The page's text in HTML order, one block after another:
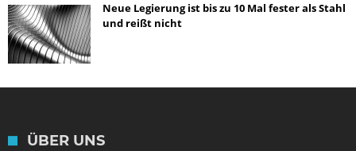
Neue Legierung ist bis zu 10 Mal fester als Stahl
und reißt nicht
ÜBER UNS